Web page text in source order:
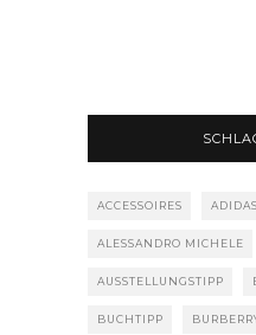
ACCESSOIRES ADIDAS
ALESSANDRO MICHELE
AUSSTELLUNGSTIPP
BUCHTIPP